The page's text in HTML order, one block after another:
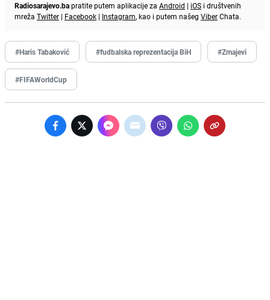
Radiosarajevo.bapratite putem aplikacije za Android | iOS i društvenih
mreža Twitter | Facebook | Instagram, kao i putem našeg ViberChata.
#Haris Tabaković #fudbalska reprezentacija BiH #Zmajevi
#FIFAWorldCup